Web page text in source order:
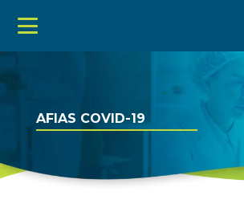
AFIAS COVID-19